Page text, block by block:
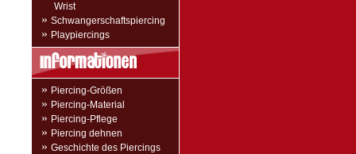
Wrist
» Schwangerschaftspiercing
» Playpiercings
» Piercing-Größen
» Piercing-Material
» Piercing-Pflege
» Piercing dehnen
» Geschichte des Piercings